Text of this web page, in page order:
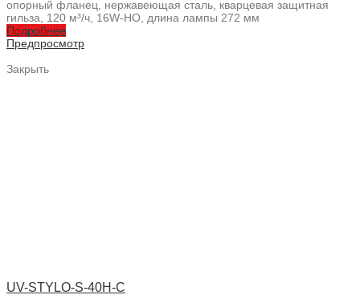
опорный фланец, нержавеющая сталь, кварцевая защитная
гильза, 120 м³/ч, 16W-HO, длина лампы 272 мм
Подробнее
Предпросмотр
Закрыть
UV-STYLO-S-40H-C